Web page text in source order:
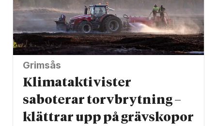
Grimsås
Klimat­aktivister
saboterar torv­brytning –
klättrar upp på gräv­skopor